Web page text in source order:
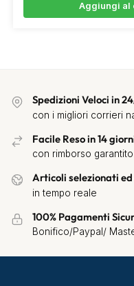
Aggiungi al
Spedizioni Veloci in
con i migliori corrieri
Facile Reso in 14
con rimborso garantito
Articoli selezionati
in tempo reale
100% Pagamenti
Bonifico/Paypal/